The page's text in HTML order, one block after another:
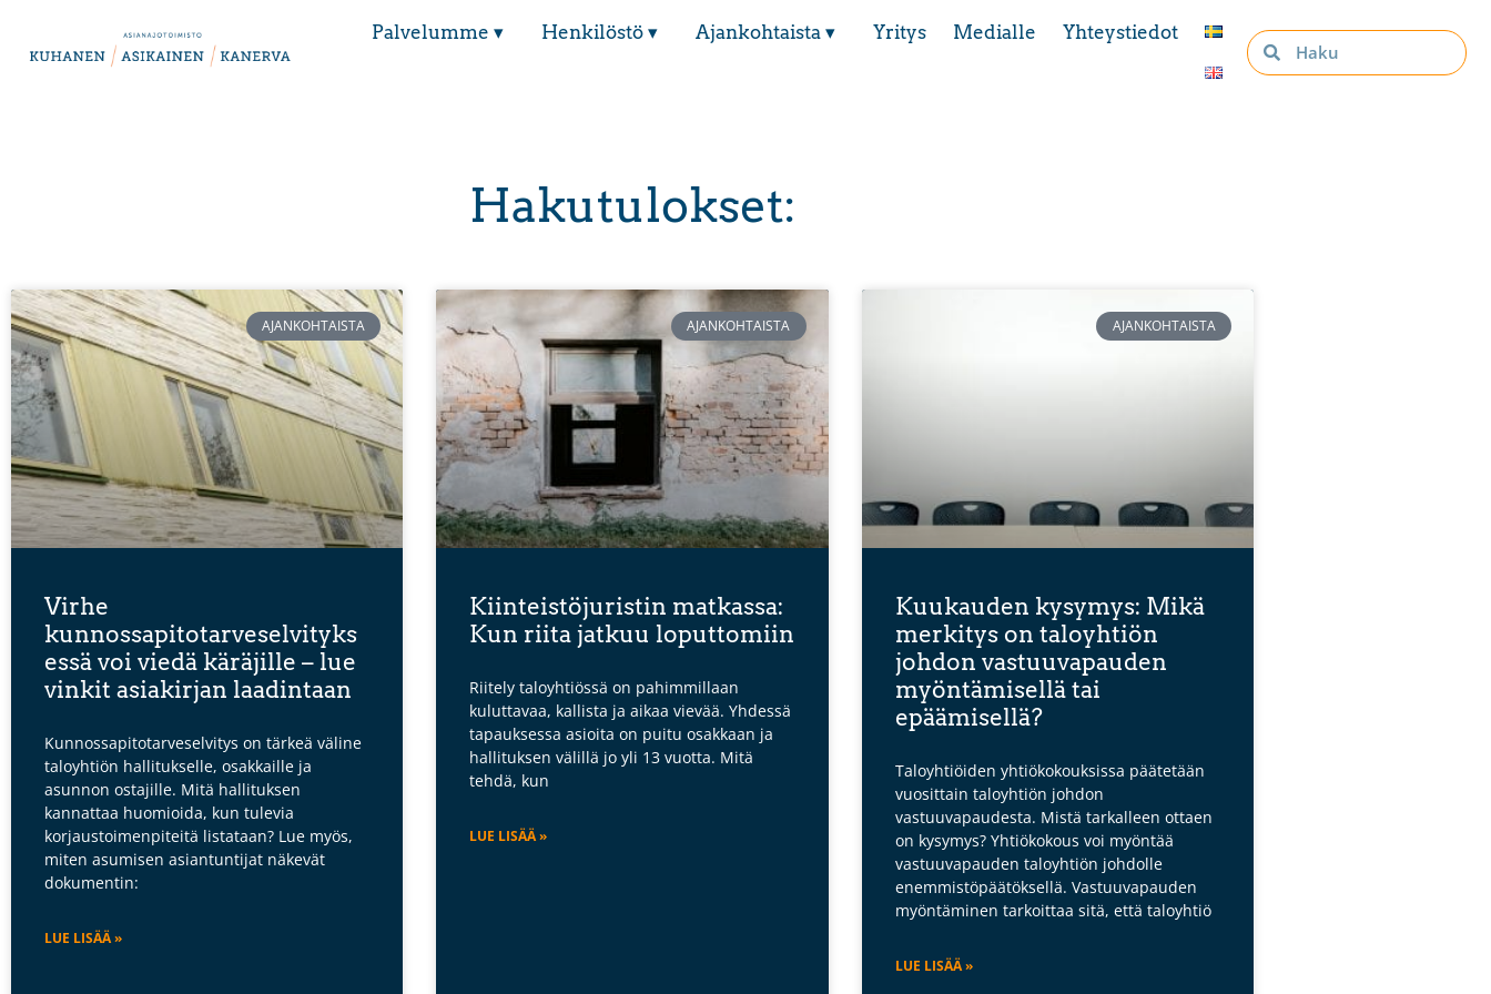
Palvelumme ▾ Henkilöstö ▾ Ajankohtaista ▾ Yritys Medialle Yhteystiedot
Hakutulokset:
AJANKOHTAISTA
Virhe
kunnossapitotarveselvityks
essä voi viedä käräjille – lue
vinkit asiakirjan laadintaan
Kunnossapitotarveselvitys on tärkeä väline
taloyhtiön hallitukselle, osakkaille ja
asunnon ostajille. Mitä hallituksen
kannattaa huomioida, kun tulevia
korjaustoimenpiteitä listataan? Lue myös,
miten asumisen asiantuntijat näkevät
dokumentin:
LUE LISÄÄ »
AJANKOHTAISTA
Kiinteistöjuristin matkassa:
Kun riita jatkuu loputtomiin
Riitely taloyhtiössä on pahimmillaan
kuluttavaa, kallista ja aikaa vievää. Yhdessä
tapauksessa asioita on puitu osakkaan ja
hallituksen välillä jo yli 13 vuotta. Mitä
tehdä, kun
LUE LISÄÄ »
AJANKOHTAISTA
Kuukauden kysymys: Mikä
merkitys on taloyhtiön
johdon vastuuvapauden
myöntämisellä tai
epäämisellä?
Taloyhtiöiden yhtiökokouksissa päätetään
vuosittain taloyhtiön johdon
vastuuvapaudesta. Mistä tarkalleen ottaen
on kysymys? Yhtiökokous voi myöntää
vastuuvapauden taloyhtiön johdolle
enemmistöpäätöksellä. Vastuuvapauden
myöntäminen tarkoittaa sitä, että taloyhtiö
LUE LISÄÄ »